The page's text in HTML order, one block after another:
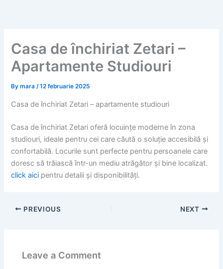
Casa de închiriat Zetari –
Apartamente Studiouri
Bymara/12 februarie 2025
Casa de închiriat Zetari – apartamente studiouri
Casa de închiriat Zetari oferă locuințe moderne în zona
studiouri, ideale pentru cei care căută o soluție accesibilă și
confortabilă. Locurile sunt perfecte pentru persoanele care
doresc să trăiască într-un mediu atrăgător și bine localizat.
click aici pentru detalii și disponibilități.
PREVIOUS NEXT
Leave a Comment